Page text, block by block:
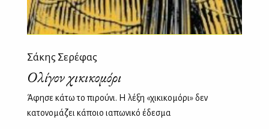
Σάκης Σερέφας
Ολίγον χικικομόρι
Άφησε κάτω το πιρούνι. Η λέξη «χικικομόρι» δεν
κατονομάζει κάποιο ιαπωνικό έδεσμα